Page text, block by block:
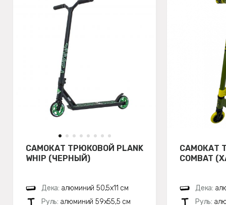
САМОКАТ ТРЮКОВОЙ PLANK
WHIP (ЧЕРНЫЙ)
Дека: алюминий 50,5х11 см
Руль: алюминий 59х55,5 см
САМОКАТ
COMBAT
Дека:
Руль: